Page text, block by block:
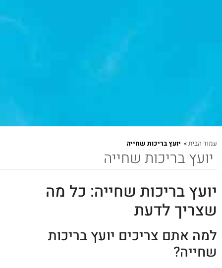
עמוד הבית» יועץ בריכות שחייה
יועץ בריכות שחייה
יועץ בריכות שחייה: כל מה
שצריך לדעת
למה אתם צריכים יועץ בריכות
שחייה?